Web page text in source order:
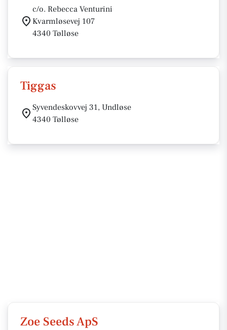
c/o. Rebecca Venturini
Kvarmløsevej 107
4340 Tølløse
Tiggas
Syvendeskovvej 31, Undløse
4340 Tølløse
Zoe Seeds ApS